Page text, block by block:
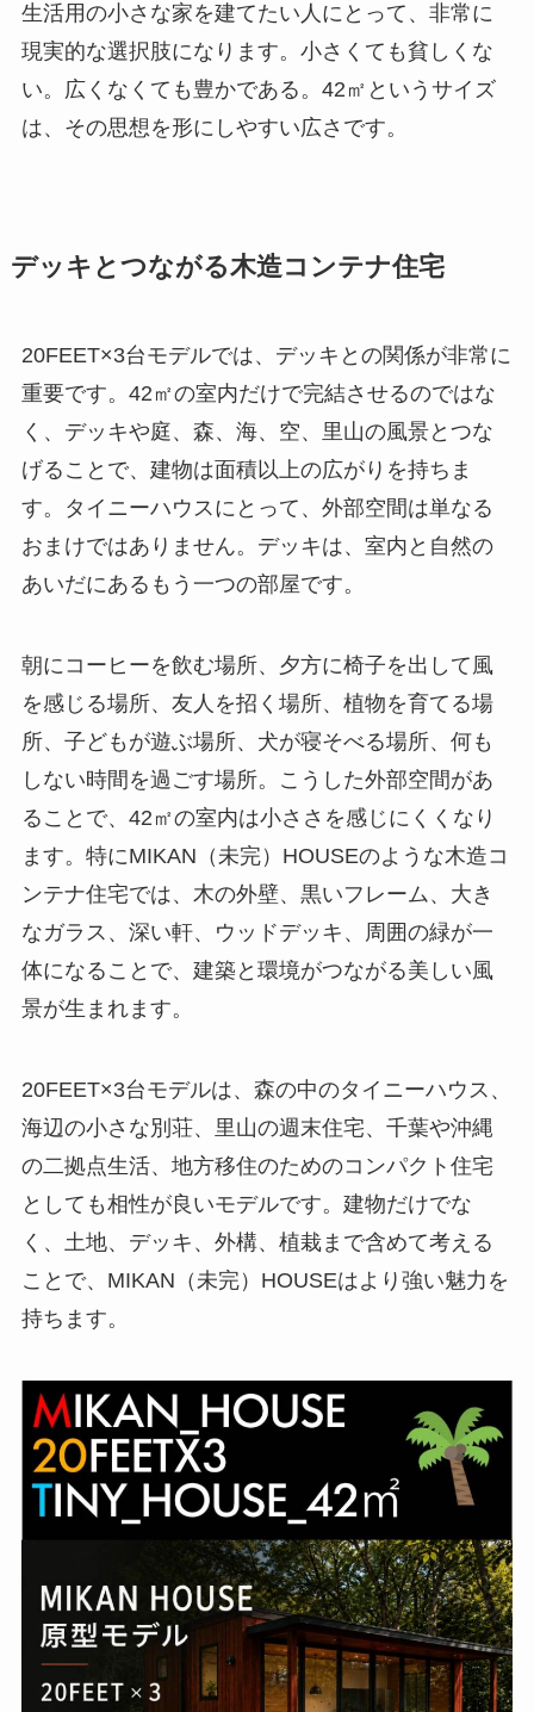
生活用の小さな家を建てたい人にとって、非常に
現実的な選択肢になります。小さくても貧しくな
い。広くなくても豊かである。42㎡というサイズ
は、その思想を形にしやすい広さです。
デッキとつながる木造コンテナ住宅
20FEET×3台モデルでは、デッキとの関係が非常に
重要です。42㎡の室内だけで完結させるのではな
く、デッキや庭、森、海、空、里山の風景とつな
げることで、建物は面積以上の広がりを持ちま
す。タイニーハウスにとって、外部空間は単なる
おまけではありません。デッキは、室内と自然の
あいだにあるもう一つの部屋です。
朝にコーヒーを飲む場所、夕方に椅子を出して風
を感じる場所、友人を招く場所、植物を育てる場
所、子どもが遊ぶ場所、犬が寝そべる場所、何も
しない時間を過ごす場所。こうした外部空間があ
ることで、42㎡の室内は小ささを感じにくくなり
ます。特にMIKAN（未完）HOUSEのような木造コ
ンテナ住宅では、木の外壁、黒いフレーム、大き
なガラス、深い軒、ウッドデッキ、周囲の緑が一
体になることで、建築と環境がつながる美しい風
景が生まれます。
20FEET×3台モデルは、森の中のタイニーハウス、
海辺の小さな別荘、里山の週末住宅、千葉や沖縄
の二拠点生活、地方移住のためのコンパクト住宅
としても相性が良いモデルです。建物だけでな
く、土地、デッキ、外構、植栽まで含めて考える
ことで、MIKAN（未完）HOUSEはより強い魅力を
持ちます。